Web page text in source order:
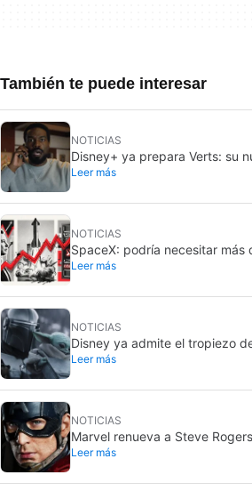
También te puede interesar
NOTICIAS
Disney+ ya prepara Verts: su
TikTok
Leer más
NOTICIAS
SpaceX: podría necesitar más
Rubin de Nvidia
Leer más
NOTICIAS
Disney ya admite el tropiezo
Grogu: no cumplió en taquilla
Leer más
NOTICIAS
Marvel renueva a Steve
Capitán América
Leer más